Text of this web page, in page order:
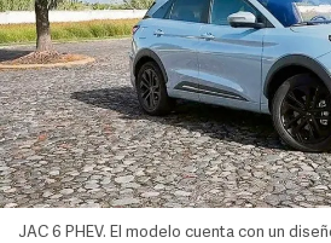
JAC 6 PHEV. El modelo cuenta con un